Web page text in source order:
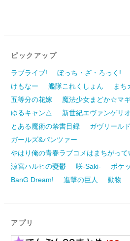
ピックアップ
ラブライブ! ぼっち・ざ・ろっく!
けもなー
艦隊これくしょん
まち
五等分の花嫁
魔法少女まどか☆マ
ゆるキャン△
新世紀エヴァンゲリ
とある魔術の禁書目録
ガヴリール
ガールズ&パンツァー
やはり俺の青春ラブコメはまちがって
涼宮ハルヒの憂鬱
咲-Saki-
ポケ
BanG Dream!
進撃の巨人 動物
アプリ